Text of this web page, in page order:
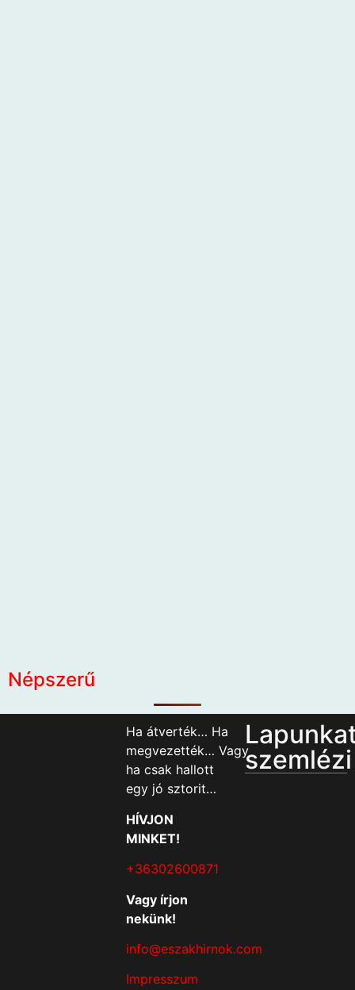
Népszerű
Ha átverték… Ha
megvezették… Vagy
ha csak hallott
egy jó sztorit…
HÍVJON
MINKET!
+36302600871
Vagy írjon
nekünk!
info@eszakhirnok.com
Impresszum
szemlézi